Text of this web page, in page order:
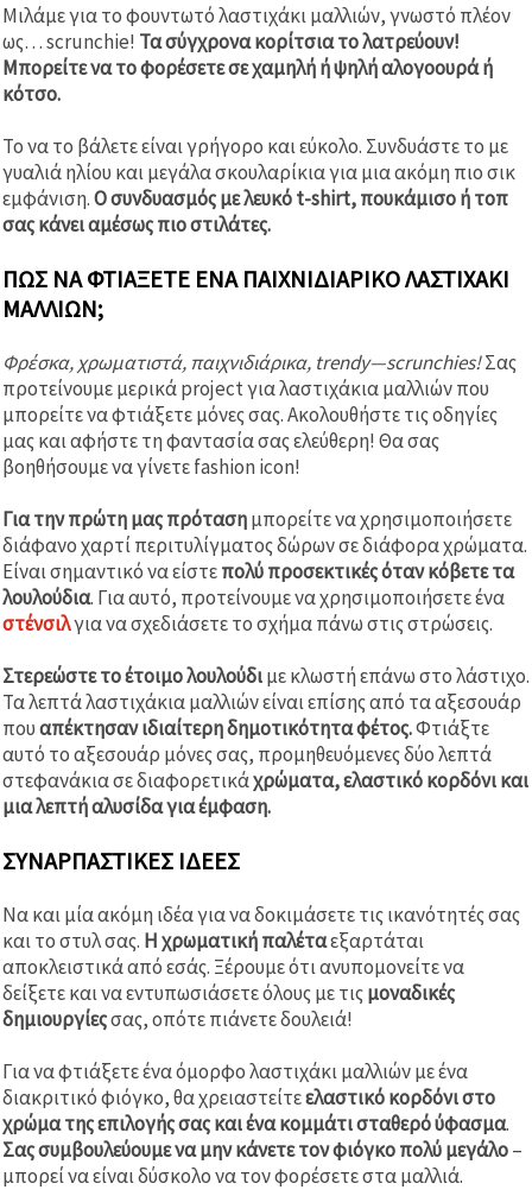
Μιλάμε για το φουντωτό λαστιχάκι μαλλιών, γνωστό πλέον
ως… scrunchie! Τα σύγχρονα κορίτσια το λατρεύουν!
Μπορείτε να το φορέσετε σε χαμηλή ή ψηλή αλογοουρά ή
κότσο.
Το να το βάλετε είναι γρήγορο και εύκολο. Συνδυάστε το με
γυαλιά ηλίου και μεγάλα σκουλαρίκια για μια ακόμη πιο σικ
εμφάνιση.Ο συνδυασμός με λευκό t-shirt, πουκάμισο ή τοπ
σας κάνει αμέσως πιο στιλάτες.
ΠΏΣ ΝΑ ΦΤΙΆΞΕΤΕ ΈΝΑ ΠΑΙΧΝΙΔΙΆΡΙΚΟ ΛΑΣΤΙΧΆΚΙ
ΜΑΛΛΙΏΝ;
Φρέσκα, χρωματιστά, παιχνιδιάρικα, trendy—scrunchies!Σας
προτείνουμε μερικά project για λαστιχάκια μαλλιών που
μπορείτε να φτιάξετε μόνες σας. Ακολουθήστε τις οδηγίες
μας και αφήστε τη φαντασία σας ελεύθερη! Θα σας
βοηθήσουμε να γίνετε fashion icon!
Για την πρώτη μας πρότασημπορείτε να χρησιμοποιήσετε
διάφανο χαρτί περιτυλίγματος δώρων σε διάφορα χρώματα.
Είναι σημαντικό να είστεπολύ προσεκτικές όταν κόβετε τα
λουλούδια. Για αυτό, προτείνουμε να χρησιμοποιήσετε ένα
στένσιλγια να σχεδιάσετε το σχήμα πάνω στις στρώσεις.
Στερεώστε το έτοιμο λουλούδιμε κλωστή επάνω στο λάστιχο.
Τα λεπτά λαστιχάκια μαλλιών είναι επίσης από τα αξεσουάρ
πουαπέκτησαν ιδιαίτερη δημοτικότητα φέτος.Φτιάξτε
αυτό το αξεσουάρ μόνες σας, προμηθευόμενες δύο λεπτά
στεφανάκια σε διαφορετικάχρώματα, ελαστικό κορδόνι και
μια λεπτή αλυσίδα για έμφαση.
ΣΥΝΑΡΠΑΣΤΙΚΈΣ ΙΔΈΕΣ
Να και μία ακόμη ιδέα για να δοκιμάσετε τις ικανότητές σας
και το στυλ σας. Η χρωματική παλέταεξαρτάται
αποκλειστικά από εσάς. Ξέρουμε ότι ανυπομονείτε να
δείξετε και να εντυπωσιάσετε όλους με τιςμοναδικές
δημιουργίεςσας, οπότε πιάνετε δουλειά!
Για να φτιάξετε ένα όμορφο λαστιχάκι μαλλιών με ένα
διακριτικό φιόγκο, θα χρειαστείτεελαστικό κορδόνι στο
χρώμα της επιλογής σας και ένα κομμάτι σταθερό ύφασμα.
Σας συμβουλεύουμε να μην κάνετε τον φιόγκο πολύ μεγάλο–
μπορεί να είναι δύσκολο να τον φορέσετε στα μαλλιά.